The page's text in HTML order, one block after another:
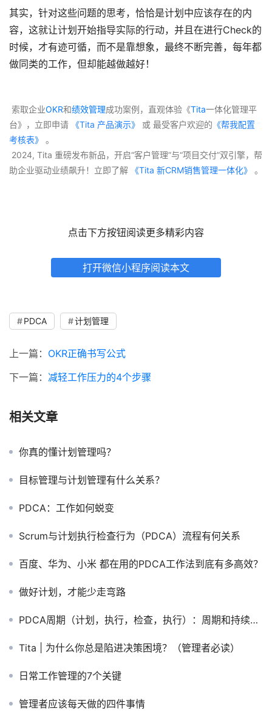
其实，针对这些问题的思考，恰恰是计划中应该存在的内
容，这就让计划开始指导实际的行动，并且在进行Check的
时候，才有迹可循，而不是靠想象，最终不断完善，每年都
做同类的工作，但却能越做越好！
索取企业OKR和绩效管理成功案例，直观体验《Tita一体化管理平
台》，立即申请 《Tita 产品演示》 或 最受客户欢迎的 《帮我配置
考核表》
。
助企业驱动业绩飙升！立即了解 《Tita 新CRM销售管理一体化》 。
点击下方按钮阅读更多精彩内容
打开微信小程序阅读本文
PDCA 计划管理
上一篇： OKR正确书写公式
下一篇： 减轻工作压力的4个步骤
相关文章
你真的懂计划管理吗？
目标管理与计划管理有什么关系？
PDCA：工作如何蜕变
Scrum与计划执行检查行为（PDCA）流程有何关系
百度、华为、小米 都在用的PDCA工作法到底有多高效？
做好计划，才能少走弯路
PDCA周期（计划，执行，检查，执行）：周期和持续改进
Tita | 为什么你总是陷进决策困境？（管理者必读）
日常工作管理的7个关键
管理者应该每天做的四件事情